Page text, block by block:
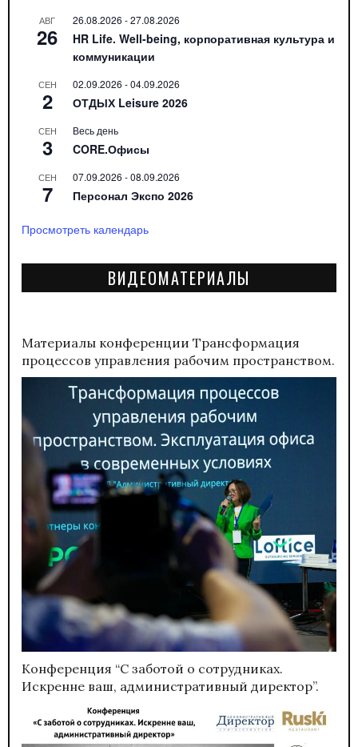
АВГ
26
26.08.2026 -27.08.2026
HR Life. Well-being, корпоративная культура и
коммуникации
СЕН
2
02.09.2026 -04.09.2026
ОТДЫХ Leisure 2026
СЕН
3
Весь день
CORE.Офисы
СЕН
7
07.09.2026 -08.09.2026
Персонал Экспо 2026
Просмотреть календарь
ВИДЕОМАТЕРИАЛЫ
Материалы конференции Трансформация
процессов управления рабочим пространством.
Конференция “С заботой о сотрудниках.
Искренне ваш, административный директор”.